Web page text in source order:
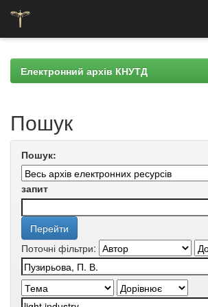
navigationЕлектронний архів КНУТД
Пошук
Пошук:
запит
Поточні фільтри: